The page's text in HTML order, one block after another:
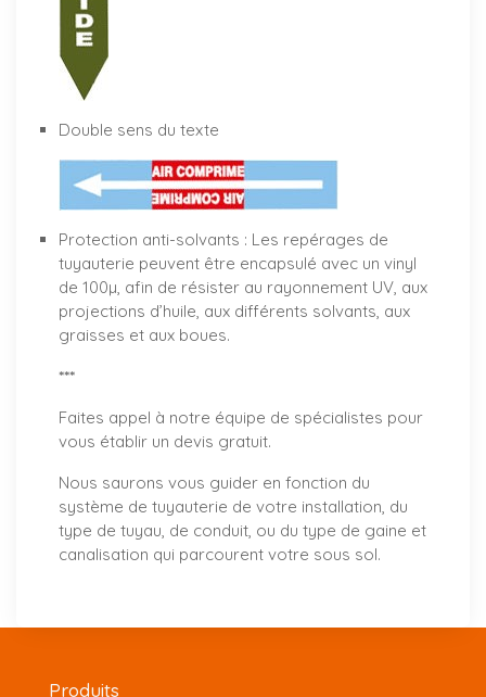
Double sens du texte
Protection anti-solvants : Les repérages de
tuyauterie peuvent être encapsulé avec un vinyl
de 100µ, afin de résister au rayonnement UV, aux
projections d’huile, aux différents solvants, aux
graisses et aux boues.
***
Faites appel à notre équipe de spécialistes pour
vous établir un devis gratuit.
Nous saurons vous guider en fonction du
système de tuyauterie de votre installation, du
type de tuyau, de conduit, ou du type de gaine et
canalisation qui parcourent votre sous sol.
Produits